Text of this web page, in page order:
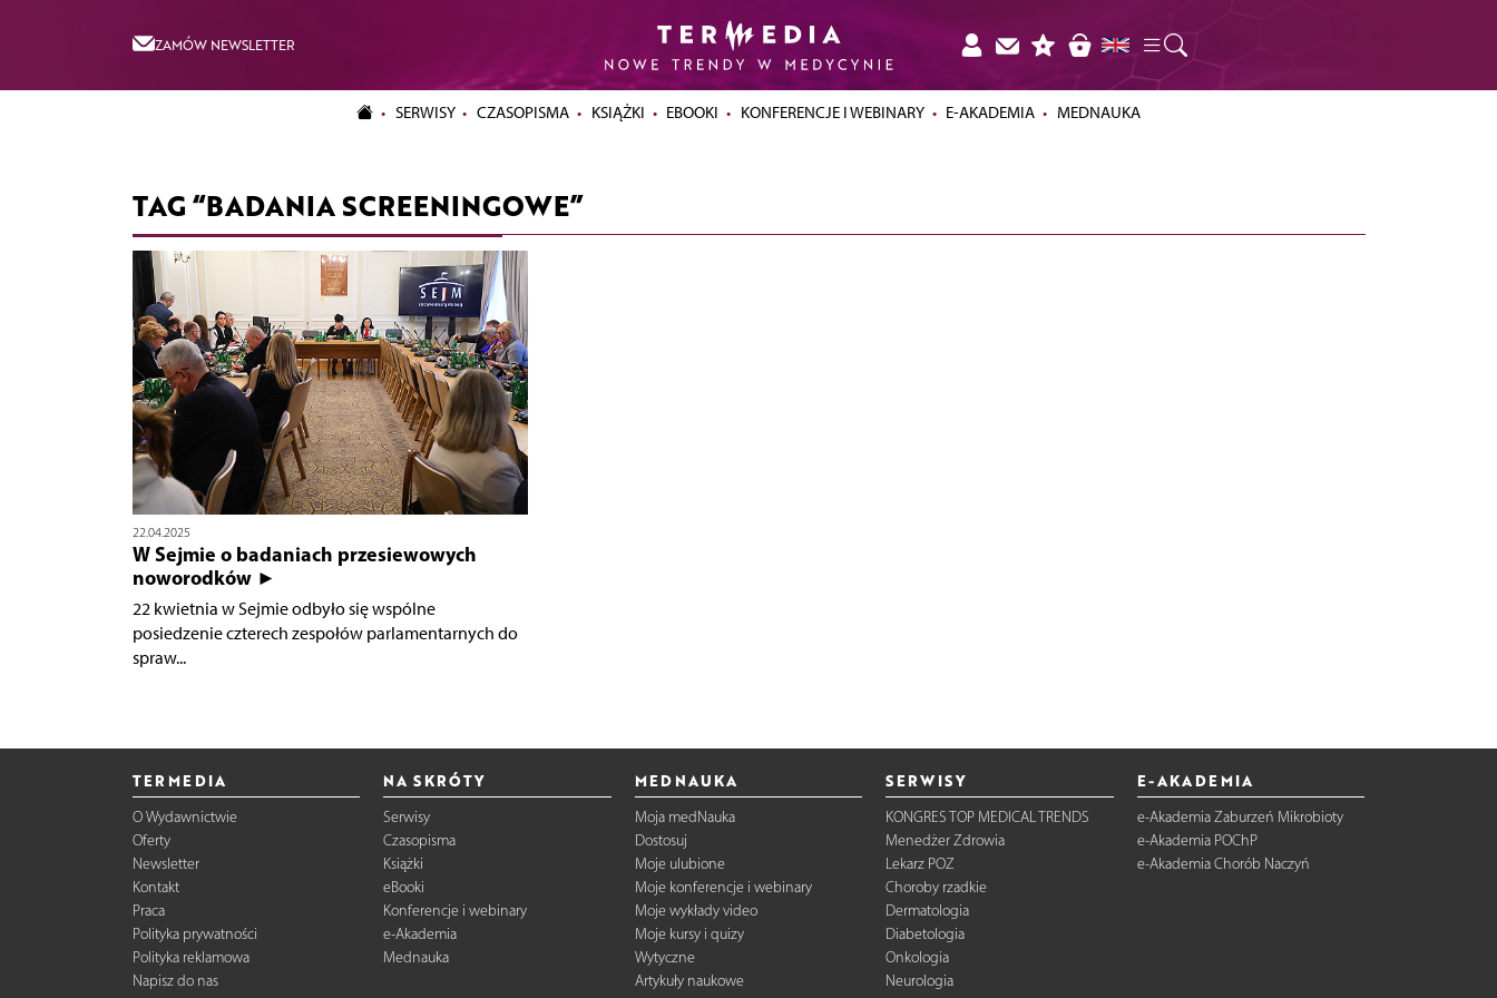
ZAMÓW NEWSLETTER
SERWISY CZASOPISMA KSIĄŻKI EBOOKI KONFERENCJE I WEBINARY E-AKADEMIA MEDNAUKA
TAG “BADANIA SCREENINGOWE”
22.04.2025
W Sejmie o badaniach przesiewowych
noworodków ►
22 kwietnia w Sejmie odbyło się wspólne
posiedzenie czterech zespołów parlamentarnych do
spraw...
TERMEDIA
O Wydawnictwie
Oferty
Newsletter
Kontakt
Praca
Polityka prywatności
Polityka reklamowa
Napisz do nas
NA SKRÓTY
Serwisy
Czasopisma
Książki
eBooki
Konferencje i webinary
e-Akademia
Mednauka
MEDNAUKA
Moja medNauka
Dostosuj
Moje ulubione
Moje konferencje i webinary
Moje wykłady video
Moje kursy i quizy
Wytyczne
Artykuły naukowe
SERWISY
KONGRES TOP MEDICAL TRENDS
Menedżer Zdrowia
Lekarz POZ
Choroby rzadkie
Dermatologia
Diabetologia
Onkologia
Neurologia
E-AKADEMIA
e-Akademia Zaburzeń Mikrobioty
e-Akademia POChP
e-Akademia Chorób Naczyń